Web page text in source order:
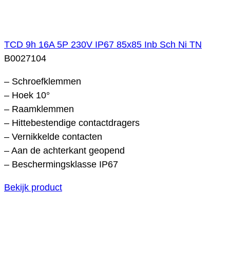
TCD 9h 16A 5P 230V IP67 85x85 Inb Sch Ni TN
B0027104
– Schroefklemmen
– Hoek 10°
– Raamklemmen
– Hittebestendige contactdragers
– Vernikkelde contacten
– Aan de achterkant geopend
– Beschermingsklasse IP67
Bekijk product